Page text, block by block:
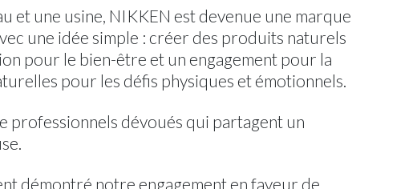
et une usine, NIKKEN est devenue une marque
une idée simple : créer des produits naturels
pour le bien-être et un engagement pour la
pour les défis physiques et émotionnels.
professionnels dévoués qui partagent un
démontré notre engagement en faveur de